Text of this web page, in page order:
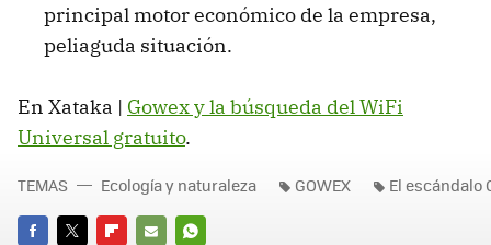
principal motor económico de la empresa,
peliaguda situación.
En Xataka | Gowex y la búsqueda del WiFi
Universal gratuito.
TEMAS Ecología y naturaleza GOWEX El escándalo